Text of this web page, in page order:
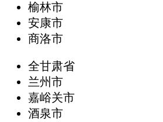
榆林市
安康市
商洛市
全甘肃省
兰州市
嘉峪关市
酒泉市